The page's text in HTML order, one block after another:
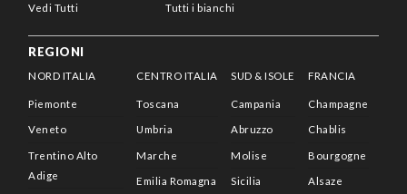
Vedi Tutti Tutti i bianchi
REGIONI
NORD ITALIA
Piemonte
Veneto
Trentino Alto
Adige
CENTRO ITALIA
Toscana
Umbria
Marche
Emilia Romagna
SUD & ISOLE
Campania
Abruzzo
Molise
Sicilia
FRANCIA
Champagne
Chablis
Bourgogne
Alsaze